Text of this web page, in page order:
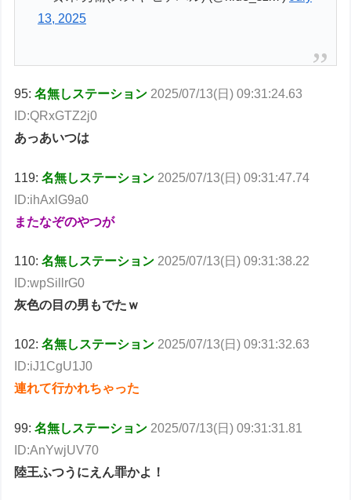
13, 2025
95:名無しステーション 2025/07/13(日) 09:31:24.63
ID:QRxGTZ2j0
あっあいつは
119:名無しステーション 2025/07/13(日) 09:31:47.74
ID:ihAxlG9a0
またなぞのやつが
110:名無しステーション 2025/07/13(日) 09:31:38.22
ID:wpSillrG0
灰色の目の男もでたｗ
102:名無しステーション 2025/07/13(日) 09:31:32.63
ID:iJ1CgU1J0
連れて行かれちゃった
99:名無しステーション 2025/07/13(日) 09:31:31.81
ID:AnYwjUV70
陸王ふつうにえん罪かよ！